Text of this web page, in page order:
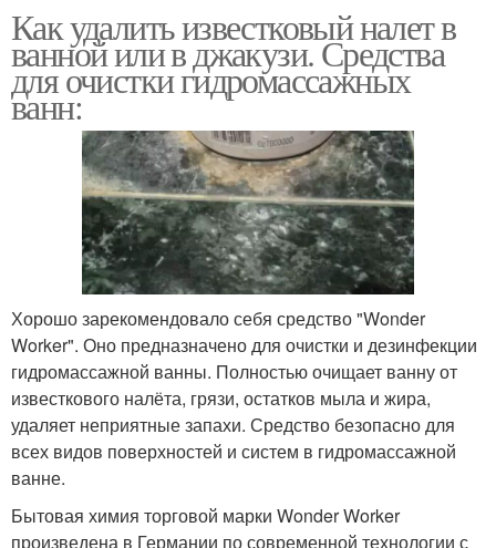
Как удалить известковый налет в
ванной или в джакузи. Средства
для очистки гидромассажных
ванн:
Хорошо зарекомендовало себя средство "Wonder
Worker". Оно предназначено для очистки и дезинфекции
гидромассажной ванны. Полностью очищает ванну от
известкового налёта, грязи, остатков мыла и жира,
удаляет неприятные запахи. Средство безопасно для
всех видов поверхностей и систем в гидромассажной
ванне.
Бытовая химия торговой марки Wonder Worker
произведена в Германии по современной технологии с